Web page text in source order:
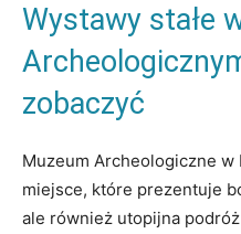
Wystawy stałe
zobaczyć
Muzeum Archeologiczne
miejsce, które prezentuje
ale również utopijna